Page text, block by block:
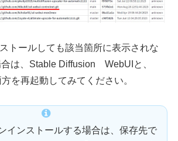
トールしても該当箇所に表示されな
は、Stable Diffusion WebUIと、
を再起動してみてください。
インストールする場合は、保存先で